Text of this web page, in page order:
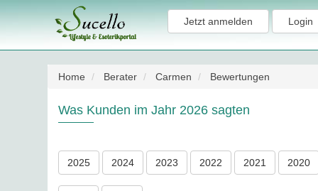
Jetzt anmelden Login
Home Berater Carmen Bewertungen
Was Kunden im Jahr 2026 sagten
2025 2024 2023 2022 2021 2020